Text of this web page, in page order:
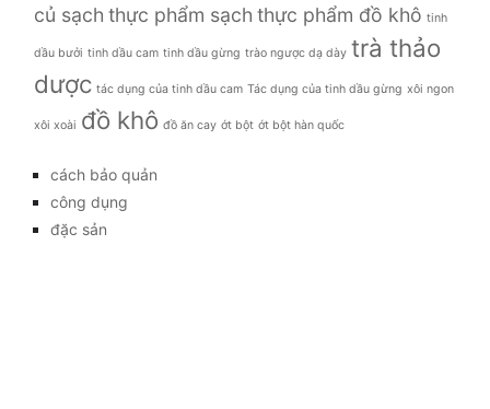
củ sạch thực phẩm sạch thực phẩm đồ khô tinh
dầu bưởi tinh dầu cam tinh dầu gừng trào ngược dạ dày trà thảo
dược tác dụng của tinh dầu cam Tác dụng của tinh dầu gừng xôi ngon
xôi xoài đồ khô đồ ăn cay ớt bột ớt bột hàn quốc
cách bảo quản
công dụng
đặc sản